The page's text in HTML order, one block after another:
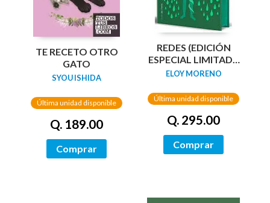
TE RECETO OTRO
GATO
SYOU ISHIDA
Última unidad disponible
Q. 189.00
Comprar
REDES (EDICIÓN
ESPECIAL LIMITADA
GUARDAS DRAGÓN)
ELOY MORENO
Última unidad disponible
Q. 295.00
Comprar